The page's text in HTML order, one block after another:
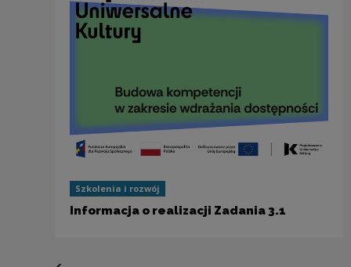
Szkolenia i rozwój
Informacja o realizacji Zadania 3.1